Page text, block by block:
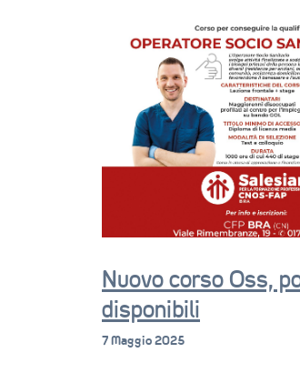
Nuovo corso Oss,
disponibili
7 Maggio 2025